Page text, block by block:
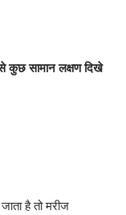
कुछ सामान लक्षण दिखे
है तो मरीज